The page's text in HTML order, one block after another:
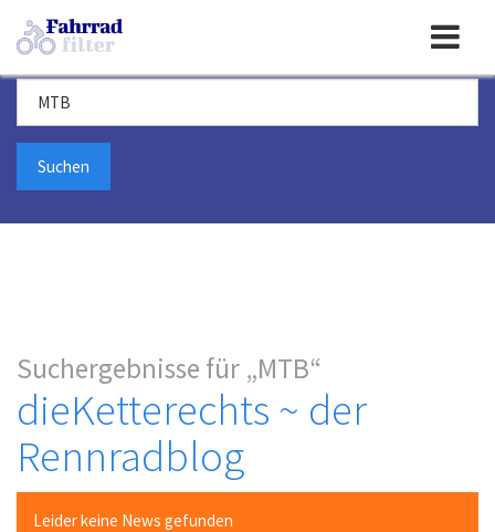
Toggle
navigation
Suchbegriff
Suchergebnisse für MTB
dieKetterechts ~ der
Rennradblog
Leider keine News gefunden